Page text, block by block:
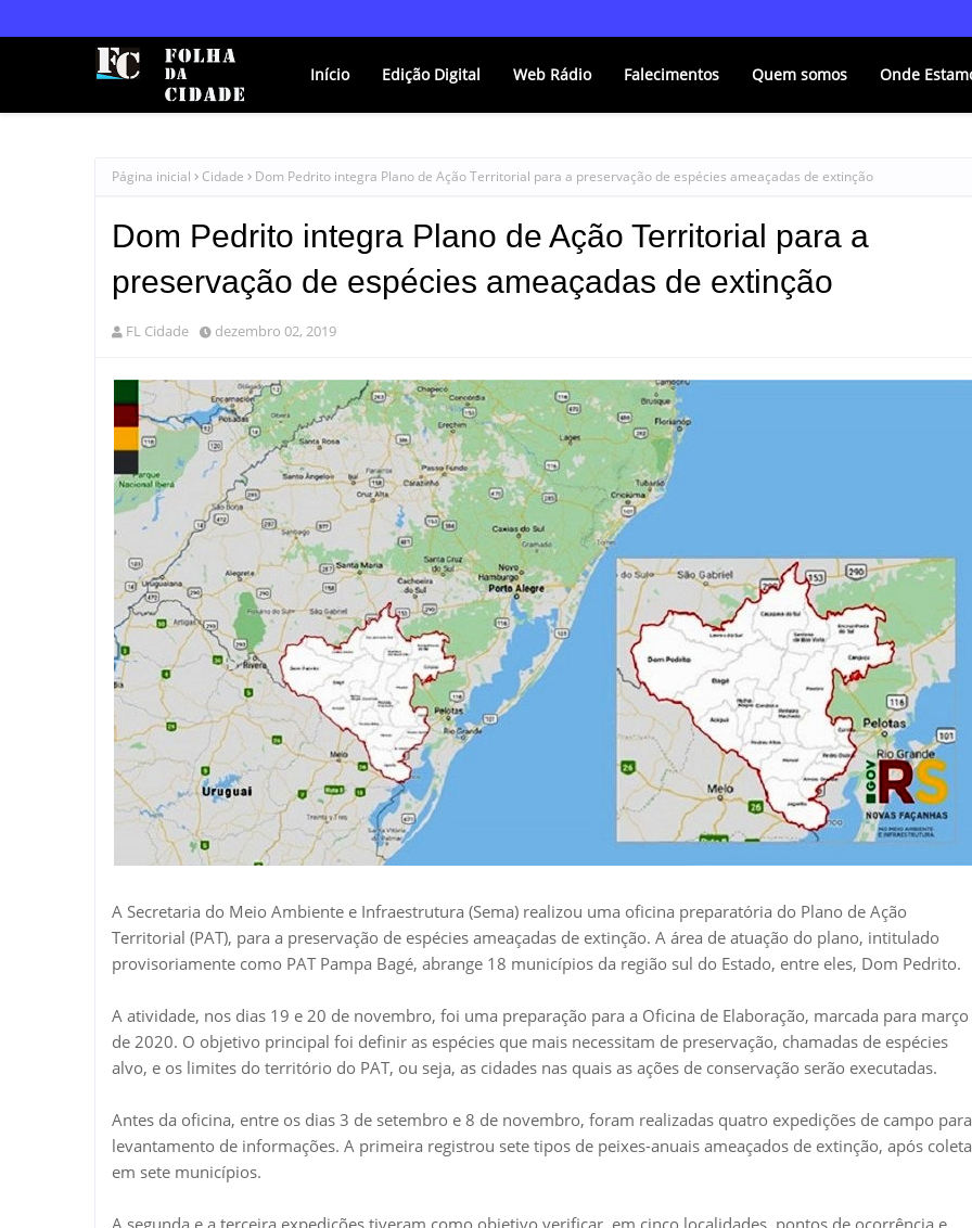
Início Edição Digital Web Rádio Falecimentos Quem somos Onde
Página inicial Cidade Dom Pedrito integra Plano de Ação Territorial para a preservação de espécies ameaçadas de extinção
Dom Pedrito integra Plano de Ação Territorial para a
preservação de espécies ameaçadas de extinção
FL Cidade dezembro 02, 2019
A Secretaria do Meio Ambiente e Infraestrutura (Sema) realizou uma oficina preparatória do Plano de Ação
Territorial (PAT), para a preservação de espécies ameaçadas de extinção. A área de atuação do plano, intitulado
provisoriamente como PAT Pampa Bagé, abrange 18 municípios da região sul do Estado, entre eles, Dom Pedrito.
A atividade, nos dias 19 e 20 de novembro, foi uma preparação para a Oficina de Elaboração, marcada para março
de 2020. O objetivo principal foi definir as espécies que mais necessitam de preservação, chamadas de espécies
alvo, e os limites do território do PAT, ou seja, as cidades nas quais as ações de conservação serão executadas.
Antes da oficina, entre os dias 3 de setembro e 8 de novembro, foram realizadas quatro expedições de campo para
levantamento de informações. A primeira registrou sete tipos de peixes-anuais ameaçados de extinção, após
em sete municípios.
A segunda e a terceira expedições tiveram como objetivo verificar, em cinco localidades, pontos de ocorrência e